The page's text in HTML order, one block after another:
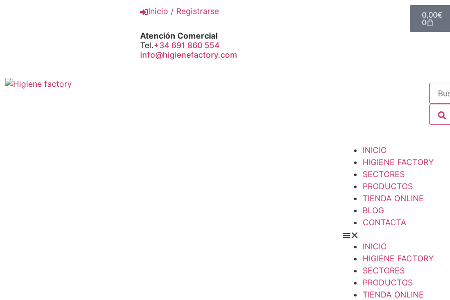
Inicio / Registrarse
Atención Comercial
Tel.+34 691 860 554
info@higienefactory.com
0,00€
0
INICIO
HIGIENE FACTORY
SECTORES
PRODUCTOS
TIENDA ONLINE
BLOG
CONTACTA
INICIO
HIGIENE FACTORY
SECTORES
PRODUCTOS
TIENDA ONLINE